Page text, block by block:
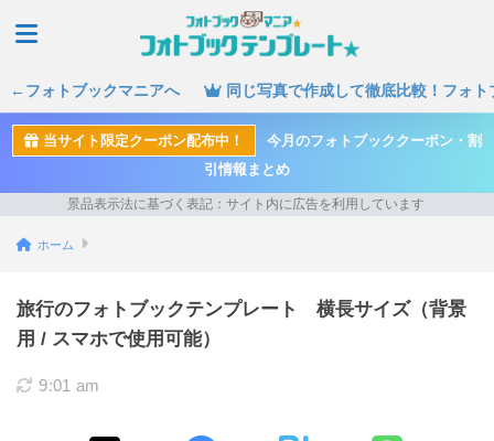
←フォトブックマニアへ 同じ写真で作成して徹底比較！フォ
当サイト限定クーポン配布中！
今月のフォトブッククーポン・割
引情報まとめ
ホーム
旅行のフォトブックテンプレート 横長サイズ（背景
用 / スマホで使用可能）
9:01 am